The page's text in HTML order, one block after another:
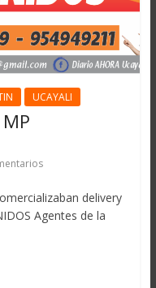
UCAYALI
MP
delivery
Agentes de la